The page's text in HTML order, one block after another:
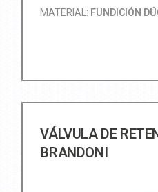
MATERIAL: FUNDICIÓN
VÁLVULA DE
BRANDONI